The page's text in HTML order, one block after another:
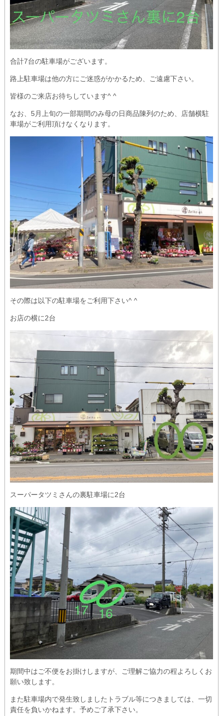
合計7台の駐車場がございます。
路上駐車場は他の方にご迷惑がかかるため、ご遠慮下さい。
皆様のご来店お待ちしています^ ^
なお、5月上旬の一部期間のみ母の日商品陳列のため、店舗横駐
車場がご利用頂けなくなります。
その際は以下の駐車場をご利用下さい^ ^
お店の横に2台
スーパータツミさんの裏駐車場に2台
期間中はご不便をお掛けしますが、ご理解ご協力の程よろしくお
願い致します。
また駐車場内で発生致しましたトラブル等につきましては、一切
責任を負いかねます。予めご了承下さい。